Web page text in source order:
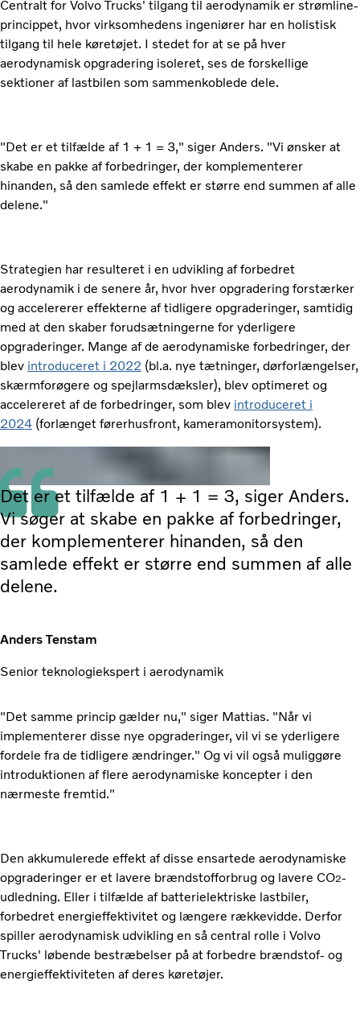
Centralt for Volvo Trucks' tilgang til aerodynamik er strømline-
princippet, hvor virksomhedens ingeniører har en holistisk
tilgang til hele køretøjet. I stedet for at se på hver
aerodynamisk opgradering isoleret, ses de forskellige
sektioner af lastbilen som sammenkoblede dele.
"Det er et tilfælde af 1 + 1 = 3," siger Anders. "Vi ønsker at
skabe en pakke af forbedringer, der komplementerer
hinanden, så den samlede effekt er større end summen af alle
delene."
Strategien har resulteret i en udvikling af forbedret
aerodynamik i de senere år, hvor hver opgradering forstærker
og accelererer effekterne af tidligere opgraderinger, samtidig
med at den skaber forudsætningerne for yderligere
opgraderinger. Mange af de aerodynamiske forbedringer, der
blev introduceret i 2022 (bl.a. nye tætninger, dørforlængelser,
skærmforøgere og spejlarmsdæksler), blev optimeret og
accelereret af de forbedringer, som blev introduceret i
2024 (forlænget førerhusfront, kameramonitorsystem).
Det er et tilfælde af 1 + 1 = 3, siger Anders.
Vi søger at skabe en pakke af forbedringer,
der komplementerer hinanden, så den
samlede effekt er større end summen af alle
delene.
Anders Tenstam
Senior teknologiekspert i aerodynamik
"Det samme princip gælder nu," siger Mattias. "Når vi
implementerer disse nye opgraderinger, vil vi se yderligere
fordele fra de tidligere ændringer." Og vi vil også muliggøre
introduktionen af flere aerodynamiske koncepter i den
nærmeste fremtid."
Den akkumulerede effekt af disse ensartede aerodynamiske
opgraderinger er et lavere brændstofforbrug og lavere CO2-
udledning. Eller i tilfælde af batterielektriske lastbiler,
forbedret energieffektivitet og længere rækkevidde. Derfor
spiller aerodynamisk udvikling en så central rolle i Volvo
Trucks' løbende bestræbelser på at forbedre brændstof- og
energieffektiviteten af deres køretøjer.